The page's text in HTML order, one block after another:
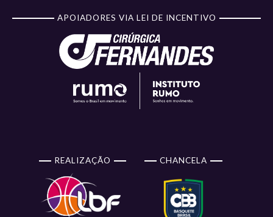
APOIADORES VIA LEI DE INCENTIVO
REALIZAÇÃO CHANCELA